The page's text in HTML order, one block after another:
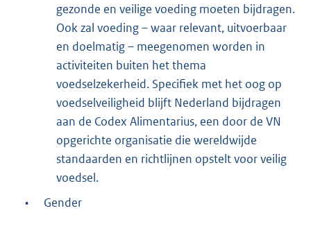
gezonde en veilige voeding moeten bijdragen.
Ook zal voeding – waar relevant, uitvoerbaar
en doelmatig – meegenomen worden in
activiteiten buiten het thema
voedselzekerheid. Specifiek met het oog op
voedselveiligheid blijft Nederland bijdragen
aan de Codex Alimentarius, een door de VN
opgerichte organisatie die wereldwijde
standaarden en richtlijnen opstelt voor veilig
voedsel.
•
Gender